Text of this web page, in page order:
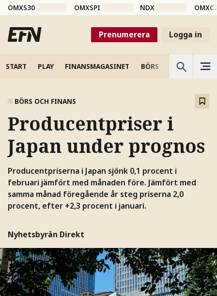
OMXS30 OMXSPI NDX
Prenumerera Logga in
START PLAY FINANSMAGASINET BÖRS VETENSKAP
BÖRS OCH FINANS
Producentpriser i
Japan under prognos
Producentpriserna i Japan sjönk 0,1 procent i
februari jämfört med månaden före. Jämfört med
samma månad föregående år steg priserna 2,0
procent, efter +2,3 procent i januari.
Nyhetsbyrån Direkt